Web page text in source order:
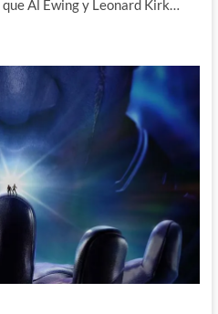
Al Ewing y Leonard Kirk…